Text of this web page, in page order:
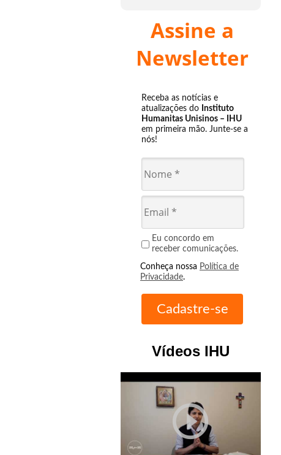
Assine a
Newsletter
Receba as notícias e
atualizações do Instituto
Humanitas Unisinos – IHU
em primeira mão. Junte-se a
nós!
Eu concordo em
receber comunicações.
Conheça nossa Política de
Privacidade.
Vídeos IHU
play_circle_outline